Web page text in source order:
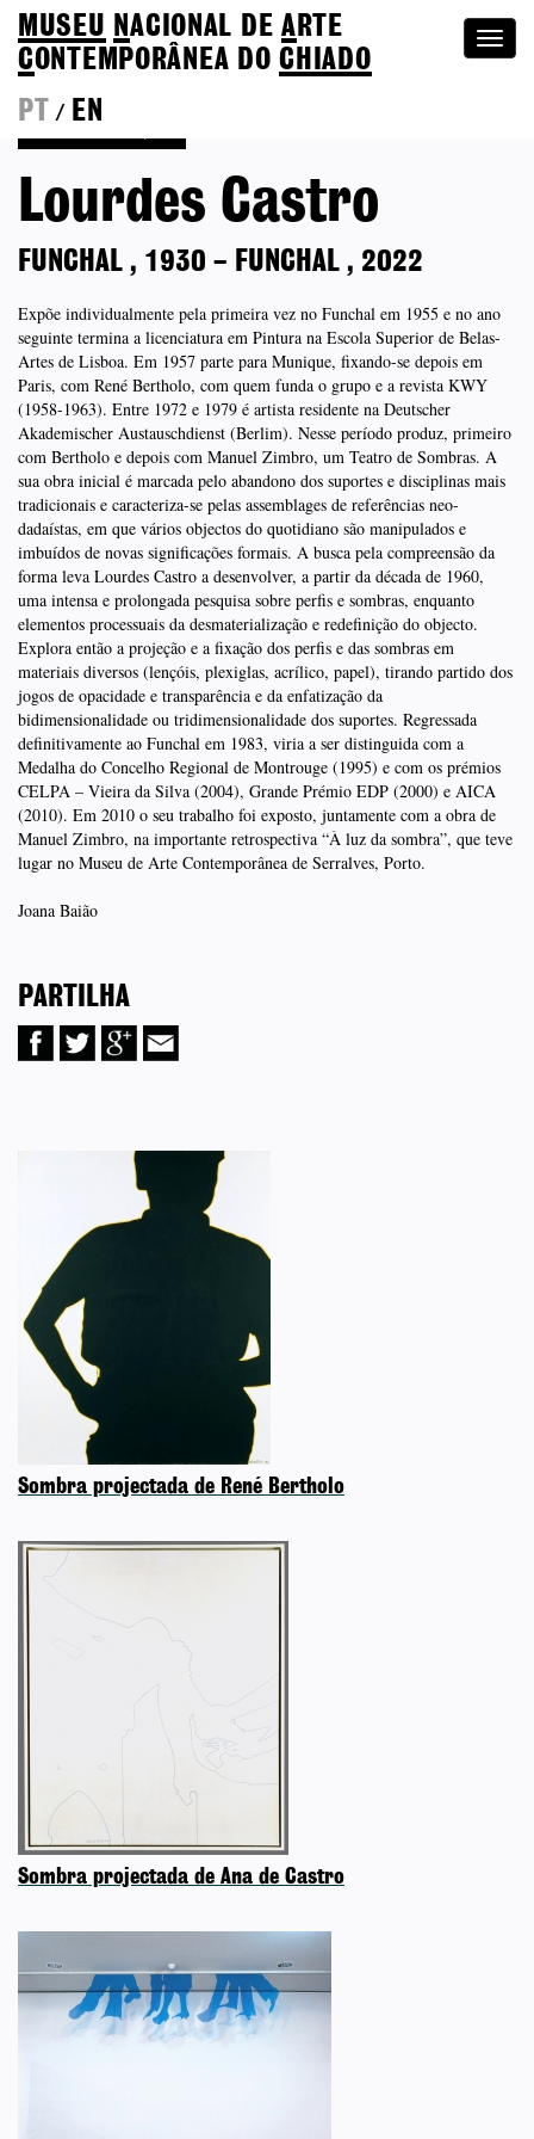
MUSEU NACIONAL DEA RTE
CONTEMPORÂNEA DOCHIADO
PT
/ EN
Lourdes Castro
FUNCHAL , 1930 – FUNCHAL , 2022
Expõe individualmente pela primeira vez no Funchal em 1955 e no ano
seguinte termina a licenciatura em Pintura na Escola Superior de Belas-
Artes de Lisboa. Em 1957 parte para Munique, fixando-se depois em
Paris, com René Bertholo, com quem funda o grupo e a revista KWY
(1958-1963). Entre 1972 e 1979 é artista residente na Deutscher
Akademischer Austauschdienst (Berlim). Nesse período produz, primeiro
com Bertholo e depois com Manuel Zimbro, um Teatro de Sombras. A
sua obra inicial é marcada pelo abandono dos suportes e disciplinas mais
tradicionais e caracteriza-se pelas assemblages de referências neo-
dadaístas, em que vários objectos do quotidiano são manipulados e
imbuídos de novas significações formais. A busca pela compreensão da
forma leva Lourdes Castro a desenvolver, a partir da década de 1960,
uma intensa e prolongada pesquisa sobre perfis e sombras, enquanto
elementos processuais da desmaterialização e redefinição do objecto.
Explora então a projeção e a fixação dos perfis e das sombras em
materiais diversos (lençóis, plexiglas, acrílico, papel), tirando partido dos
jogos de opacidade e transparência e da enfatização da
bidimensionalidade ou tridimensionalidade dos suportes. Regressada
definitivamente ao Funchal em 1983, viria a ser distinguida com a
Medalha do Concelho Regional de Montrouge (1995) e com os prémios
CELPA – Vieira da Silva (2004), Grande Prémio EDP (2000) e AICA
(2010). Em 2010 o seu trabalho foi exposto, juntamente com a obra de
Manuel Zimbro, na importante retrospectiva “À luz da sombra”, que teve
lugar no Museu de Arte Contemporânea de Serralves, Porto.
Joana Baião
PARTILHA
Sombra projectada de René Bertholo
Sombra projectada de Ana de Castro